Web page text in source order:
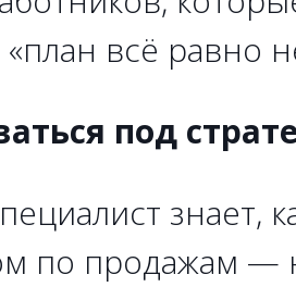
всё равно
под
знает,
по продажам —